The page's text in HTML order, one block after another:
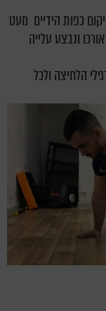
כפות הידיים מעט
ונבצע עלייה
הלחיצה ולכל